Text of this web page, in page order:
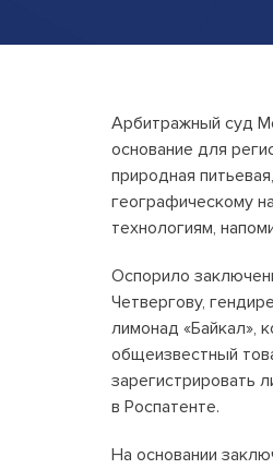
Арбитражный суд
основание для
природная
географическому
технологиям,
Оспорило
Четвергову,
лимонад «Байкал»,
общеизвестный
зарегистрировать
в Роспатенте.
На основании